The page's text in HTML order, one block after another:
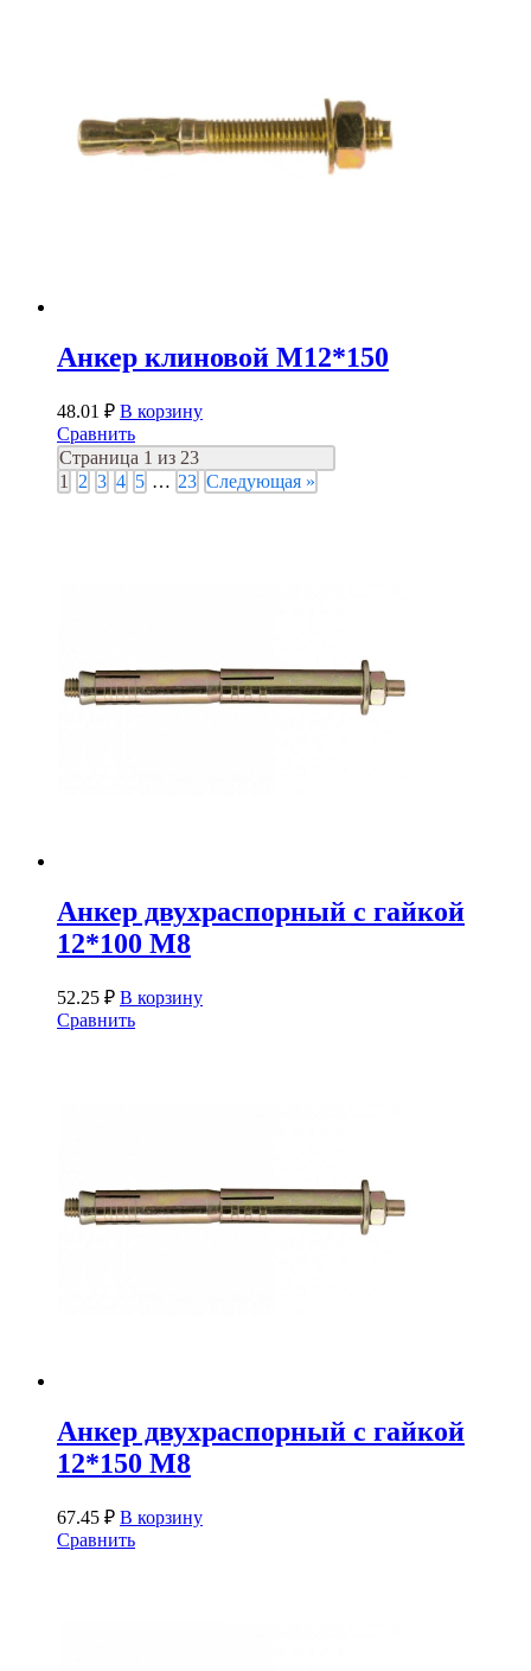
Анкер клиновой М12*150
48.01 ₽ В корзину
Сравнить
Страница 1 из 23
1
2 3 4 5 … 23 Следующая »
Анкер двухраспорный с гайкой
12*100 М8
52.25 ₽ В корзину
Сравнить
Анкер двухраспорный с гайкой
12*150 М8
67.45 ₽ В корзину
Сравнить